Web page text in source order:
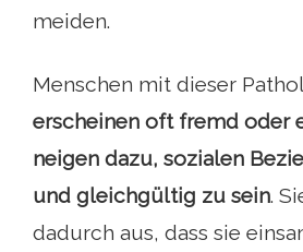
meiden.
Menschen mit dieser
erscheinen oft fremd oder
neigen dazu, sozialen
und gleichgültig zu sein.
dadurch aus, dass sie